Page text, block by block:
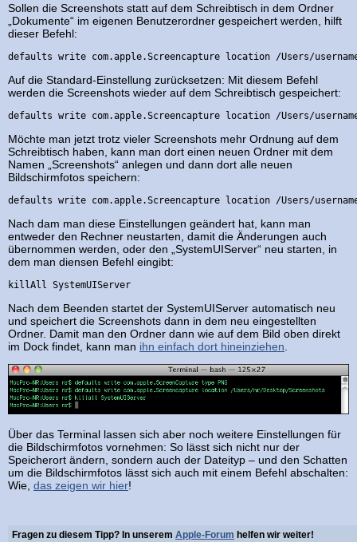
Sollen die Screenshots statt auf dem Schreibtisch in dem Ordner
„Dokumente“ im eigenen Benutzerordner gespeichert werden, hilft
dieser Befehl:
defaults write com.apple.Screencapture location /Users/
Auf die Standard-Einstellung zurücksetzen: Mit diesem Befehl
werden die Screenshots wieder auf dem Schreibtisch gespeichert:
defaults write com.apple.Screencapture location /Users/
Möchte man jetzt trotz vieler Screenshots mehr Ordnung auf dem
Schreibtisch haben, kann man dort einen neuen Ordner mit dem
Namen „Screenshots“ anlegen und dann dort alle neuen
Bildschirmfotos speichern:
defaults write com.apple.Screencapture location /Users/
Nach dam man diese Einstellungen geändert hat, kann man
entweder den Rechner neustarten, damit die Änderungen auch
übernommen werden, oder den „SystemUIServer“ neu starten, in
dem man diensen Befehl eingibt:
killAll SystemUIServer
Nach dem Beenden startet der SystemUIServer automatisch neu
und speichert die Screenshots dann in dem neu eingestellten
Ordner. Damit man den Ordner dann wie auf dem Bild oben direkt
im Dock findet, kann man ihn einfach dort hineinziehen
Über das Terminal lassen sich aber noch weitere Einstellungen für
die Bildschirmfotos vornehmen: So lässt sich nicht nur der
Speicherort ändern, sondern auch der Dateityp – und den Schatten
um die Bildschirmfotos lässt sich auch mit einem Befehl abschalten:
Wie, das zeigen wir hier!
Fragen zu diesem Tipp? In unserem Apple-Forum helfen wir weiter!